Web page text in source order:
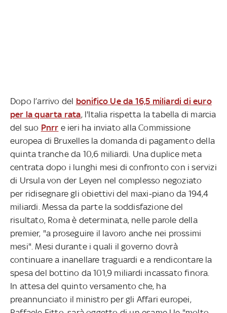
Dopo l’arrivo del bonifico Ue da 16,5 miliardi di euro
per la quarta rata, l'Italia rispetta la tabella di marcia
del suo Pnrr e ieri ha inviato alla Commissione
europea di Bruxelles la domanda di pagamento della
quinta tranche da 10,6 miliardi. Una duplice meta
centrata dopo i lunghi mesi di confronto con i servizi
di Ursula von der Leyen nel complesso negoziato
per ridisegnare gli obiettivi del maxi-piano da 194,4
miliardi. Messa da parte la soddisfazione del
risultato, Roma è determinata, nelle parole della
premier, "a proseguire il lavoro anche nei prossimi
mesi". Mesi durante i quali il governo dovrà
continuare a inanellare traguardi e a rendicontare la
spesa del bottino da 101,9 miliardi incassato finora.
In attesa del quinto versamento che, ha
preannunciato il ministro per gli Affari europei,